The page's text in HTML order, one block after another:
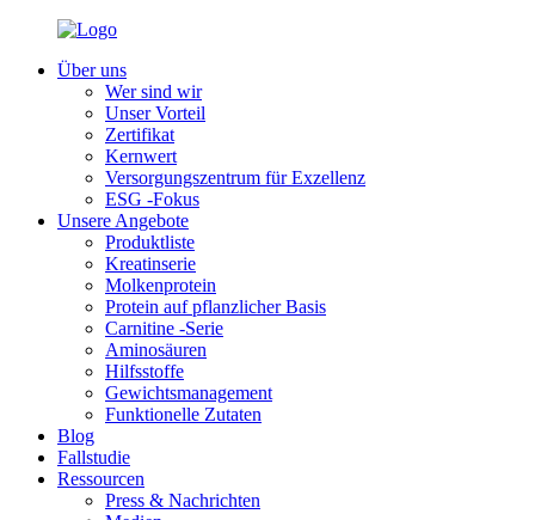
Über uns
Wer sind wir
Unser Vorteil
Zertifikat
Kernwert
Versorgungszentrum für Exzellenz
ESG -Fokus
Unsere Angebote
Produktliste
Kreatinserie
Molkenprotein
Protein auf pflanzlicher Basis
Carnitine -Serie
Aminosäuren
Hilfsstoffe
Gewichtsmanagement
Funktionelle Zutaten
Blog
Fallstudie
Ressourcen
Press & Nachrichten